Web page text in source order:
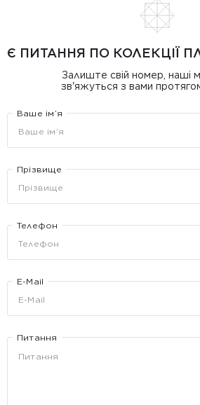
Є ПИТАННЯ ПО КОЛЕКЦІЇ
Залиште свій номер, наші
зв'яжуться з вами
Ваше ім’я
Прізвище
Телефон
E-Mail
Питання